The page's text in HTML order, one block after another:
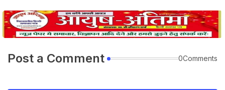
Post a Comment 0Comments